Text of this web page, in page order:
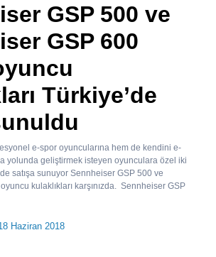
GSP 500 ve
GSP 600
Türkiye’de
e-spor oyuncularına hem de kendini e-
yolunda geliştirmek isteyen oyunculara özel iki
satışa sunuyor Sennheiser GSP 500 ve
kulaklıkları karşınızda. Sennheiser GSP
Haziran 2018